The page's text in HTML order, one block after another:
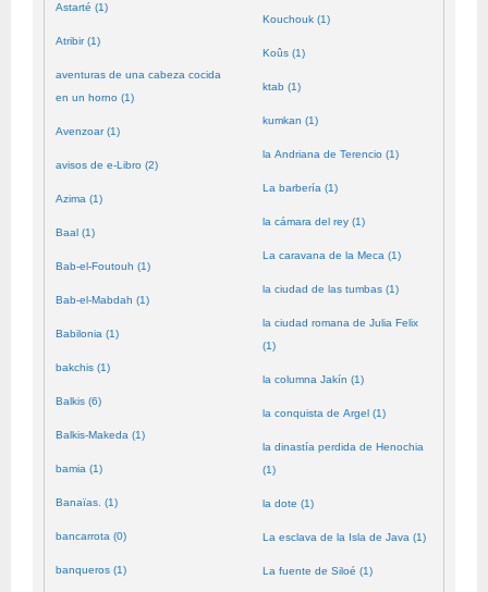
Astarté (1)
Atribir (1)
aventuras de una cabeza cocida
en un horno (1)
Avenzoar (1)
avisos de e-Libro (2)
Azima (1)
Baal (1)
Bab-el-Foutouh (1)
Bab-el-Mabdah (1)
Babilonia (1)
bakchis (1)
Balkis (6)
Balkis-Makeda (1)
bamia (1)
Banaïas. (1)
bancarrota (0)
banqueros (1)
Kouchouk (1)
Koûs (1)
ktab (1)
kumkan (1)
la Andriana de Terencio (1)
La barbería (1)
la cámara del rey (1)
La caravana de la Meca (1)
la ciudad de las tumbas (1)
la ciudad romana de Julia Felix
(1)
la columna Jakín (1)
la conquista de Argel (1)
la dinastía perdida de Henochia
(1)
la dote (1)
La esclava de la Isla de Java (1)
La fuente de Siloé (1)